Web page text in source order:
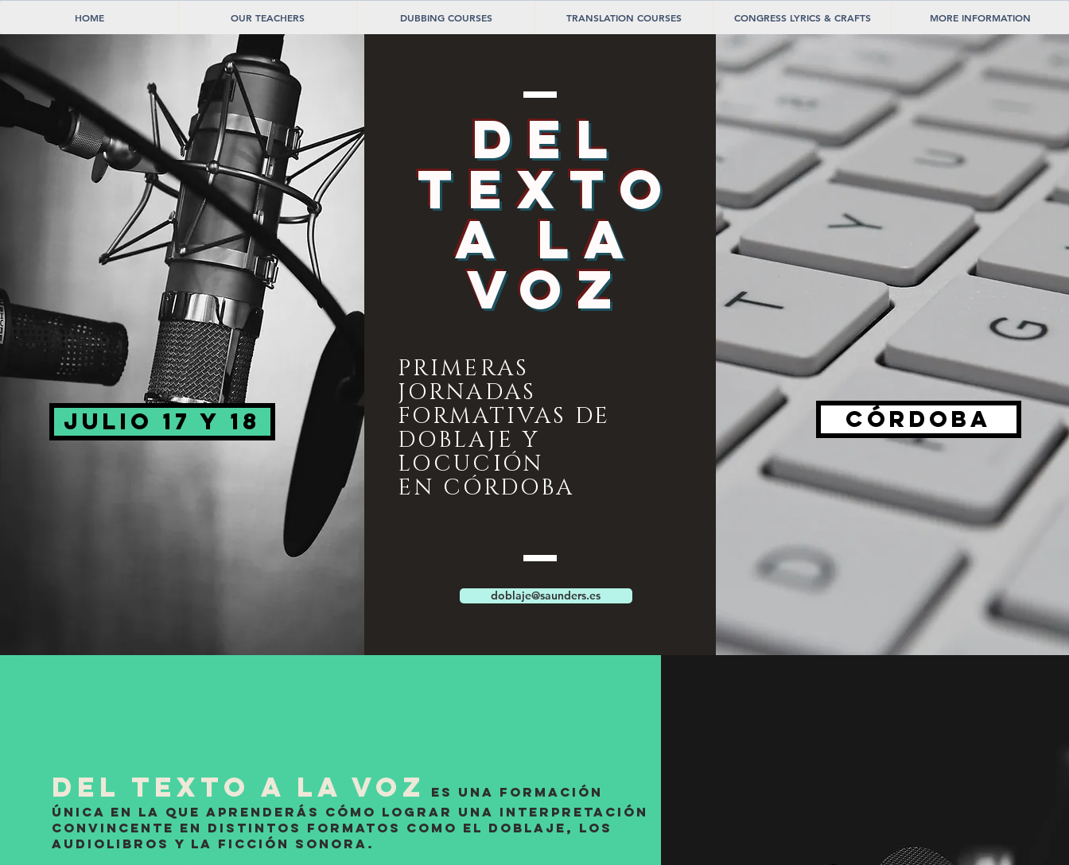
HOME OUR TEACHERS DUBBING COURSES TRANSLATION COURSES CONGRESS LYRICS & CRAFTS MORE INFORMATION
JULIO 17 Y 18
del
texto
a la
voz
PRIMERAS
JORNADAS
FORMATIVAS DE
DOBLAJE Y
LOCUCIÓN
EN CÓRDOBA
doblaje@saunders.es
córdoba
Del Texto a la Voz
es una formación
única en la que aprenderás cómo lograr una interpretación
convincente en distintos formatos como el doblaje, los
audiolibros y la ficción sonora.